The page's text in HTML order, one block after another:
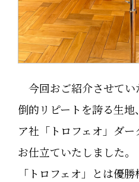
今回おご紹介させてい
倒的リピートを誇る生
ア社「トロフェオ」ダ
お仕立ていたしました。
「トロフェオ」とは優